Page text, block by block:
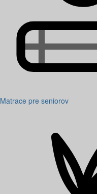
Matrace pre seniorov